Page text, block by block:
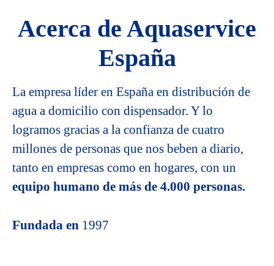
Acerca de Aquaservice
España
La empresa líder en España en distribución de
agua a domicilio con dispensador. Y lo
logramos gracias a la confianza de cuatro
millones de personas que nos beben a diario,
tanto en empresas como en hogares, con un
equipo humano de más de 4.000 personas.
Fundada en 1997